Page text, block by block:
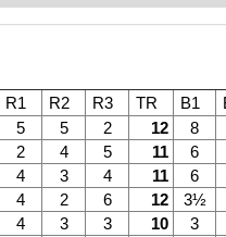
intelligently and with a
LEGENDS
CALCULATIONS –
AT THE HIGHEST
EVEN MORE
R1 R2 R3 TR B1
5 5 2 12 8
2 4 5 11 6
4 3 4 11 6
4 2 6 12 3½
4 3 3 10 3